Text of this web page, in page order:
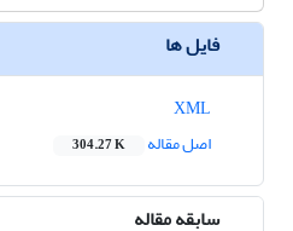
فایل ها
اصل مقاله
304.27 K
سابقه مقاله